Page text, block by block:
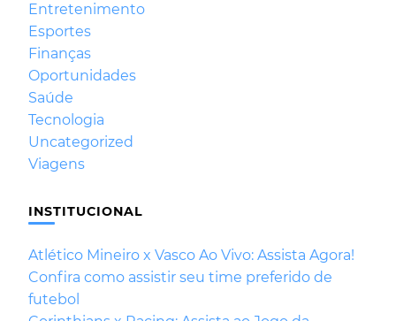
Entretenimento
Esportes
Finanças
Oportunidades
Saúde
Tecnologia
Uncategorized
Viagens
INSTITUCIONAL
Atlético Mineiro x Vasco Ao Vivo: Assista Agora!
Confira como assistir seu time preferido de
futebol